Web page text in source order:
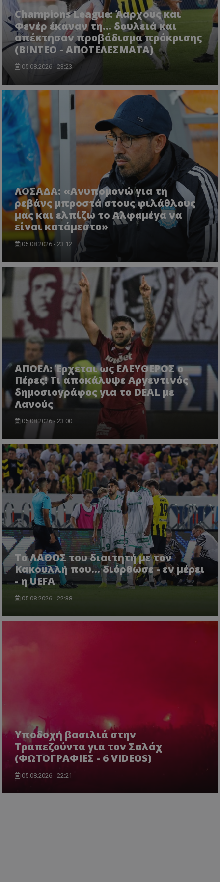
Champions League: Άαρχους και
Φενέρ έκαναν τη... δουλειά και
απέκτησαν προβάδισμα πρόκρισης
(ΒΙΝΤΕΟ - ΑΠΟΤΕΛΕΣΜΑΤΑ)
05.08.2026 - 23:23
ΛΟΣΑΔΑ: «Ανυπομονώ για τη
ρεβάνς μπροστά στους φιλάθλους
μας και ελπίζω το Αλφαμέγα να
είναι κατάμεστο»
05.08.2026 - 23:12
ΑΠΟΕΛ: Έρχεται ως ΕΛΕΥΘΕΡΟΣ ο
Πέρες! Τι αποκάλυψε Αργεντινός
δημοσιογράφος για το DEAL με
Λανούς
05.08.2026 - 23:00
Το ΛΑΘΟΣ του διαιτητή με τον
Κακουλλή που... διόρθωσε - εν μέρει
- η UEFA
05.08.2026 - 22:38
Υποδοχή βασιλιά στην
Τραπεζούντα για τον Σαλάχ
(ΦΩΤΟΓΡΑΦΙΕΣ - 6 VIDEOS)
05.08.2026 - 22:21